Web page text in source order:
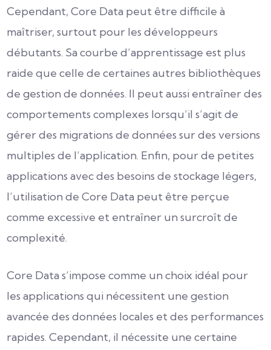
Cependant, Core Data peut être difficile à
maîtriser, surtout pour les développeurs
débutants. Sa courbe d’apprentissage est plus
raide que celle de certaines autres bibliothèques
de gestion de données. Il peut aussi entraîner des
comportements complexes lorsqu’il s’agit de
gérer des migrations de données sur des versions
multiples de l’application. Enfin, pour de petites
applications avec des besoins de stockage légers,
l’utilisation de Core Data peut être perçue
comme excessive et entraîner un surcroît de
complexité.
Core Data s’impose comme un choix idéal pour
les applications qui nécessitent une gestion
avancée des données locales et des performances
rapides. Cependant, il nécessite une certaine